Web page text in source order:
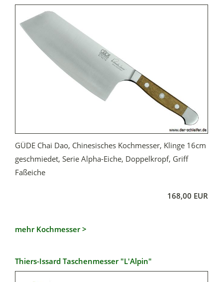
GÜDE Chai Dao, Chinesisches Kochmesser, Klinge 16cm
geschmiedet, Serie Alpha-Eiche, Doppelkropf, Griff
Faßeiche
168,00 EUR
mehr Kochmesser >
Thiers-Issard Taschenmesser "L'Alpin"